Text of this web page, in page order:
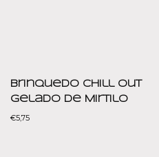
Brinquedo Chill Out
Gelado de Mirtilo
€5,75